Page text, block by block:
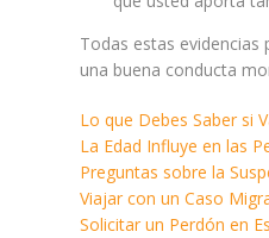
Todas estas
una buena conducta
Lo que Debes Saber si
La Edad Influye en las
Preguntas sobre la
Viajar con un Caso
Solicitar un Perdón en